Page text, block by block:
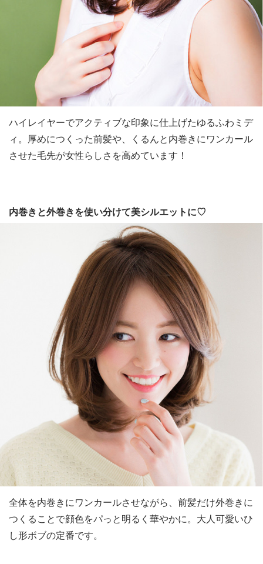
ハイレイヤーでアクティブな印象に仕上げたゆるふわミデ
ィ。厚めにつくった前髪や、くるんと内巻きにワンカール
させた毛先が女性らしさを高めています！
内巻きと外巻きを使い分けて美シルエットに♡
全体を内巻きにワンカールさせながら、前髪だけ外巻きに
つくることで顔色をパっと明るく華やかに。大人可愛いひ
し形ボブの定番です。